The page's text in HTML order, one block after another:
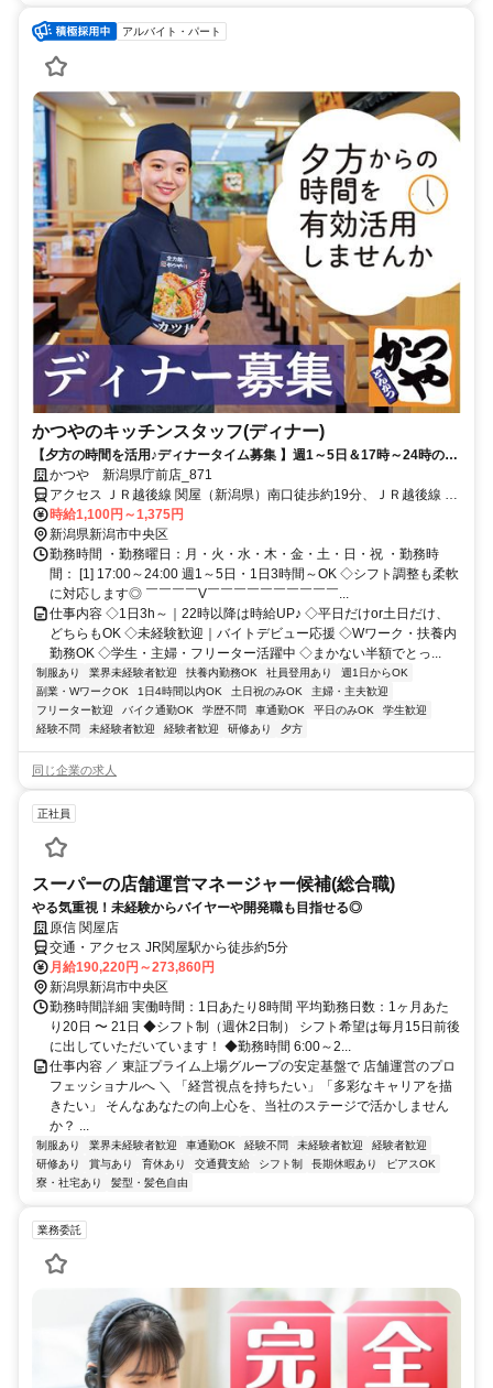
アルバイト・パート
かつやのキッチンスタッフ(ディナー)
【夕方の時間を活用♪ディナータイム募集 】週1～5日＆17時～24時のう
ち1日3時間～OK◇未経験歓迎◇初バイト・久しぶりのお仕事復帰を応
援◇履歴書不要◇学業との両立やWワークなどあなたらしく働ける◇ま
かないあり！ボリュームたっぷりのメニューが半額で食べられる♪
かつや 新潟県庁前店_871
アクセス ＪＲ越後線 関屋（新潟県）南口徒歩約19分、ＪＲ越後線 白
山（新潟県）南口徒歩約23分、ＪＲ越後線 青山（新潟県）徒歩約39
分 バス停「出来島」～徒歩3分
時給1,100円～1,375円
新潟県新潟市中央区
勤務時間 ・勤務曜日：月・火・水・木・金・土・日・祝 ・勤務時
間： [1] 17:00～24:00 週1～5日・1日3時間～OK ◇シフト調整も柔軟
に対応します◎ ￣￣￣￣V￣￣￣￣￣￣￣￣￣￣...
仕事内容 ◇1日3h～｜22時以降は時給UP♪ ◇平日だけor土日だけ、
どちらもOK ◇未経験歓迎｜バイトデビュー応援 ◇Wワーク・扶養内
勤務OK ◇学生・主婦・フリーター活躍中 ◇まかない半額でとっ...
制服あり 業界未経験者歓迎 扶養内勤務OK 社員登用あり
週1日からOK
副業・WワークOK
1日4時間以内OK 土日祝のみOK
主婦・主夫歓迎
フリーター歓迎
バイク通勤OK 学歴不問 車通勤OK 平日のみOK
学生歓迎
経験不問
未経験者歓迎 経験者歓迎 研修あり 夕方
同じ企業の求人
正社員
スーパーの店舗運営マネージャー候補(総合職)
やる気重視！未経験からバイヤーや開発職も目指せる◎
原信 関屋店
交通・アクセス JR関屋駅から徒歩約5分
月給190,220円～273,860円
新潟県新潟市中央区
勤務時間詳細 実働時間：1日あたり8時間 平均勤務日数：1ヶ月あた
り20日 〜 21日 ◆シフト制（週休2日制） シフト希望は毎月15日前後
に出していただいています！ ◆勤務時間 6:00～2...
仕事内容 ／ 東証プライム上場グループの安定基盤で 店舗運営のプロ
フェッショナルへ ＼ 「経営視点を持ちたい」「多彩なキャリアを描
きたい」 そんなあなたの向上心を、当社のステージで活かしません
か？ ...
制服あり 業界未経験者歓迎 車通勤OK 経験不問 未経験者歓迎
経験者歓迎
研修あり
賞与あり 育休あり 交通費支給 シフト制 長期休暇あり
ピアスOK
寮・社宅あり
髪型・髪色自由
業務委託